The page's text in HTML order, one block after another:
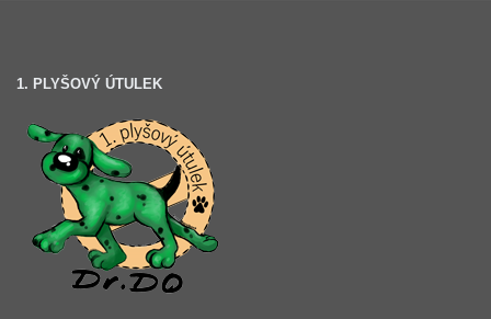
1. PLYŠOVÝ ÚTULEK